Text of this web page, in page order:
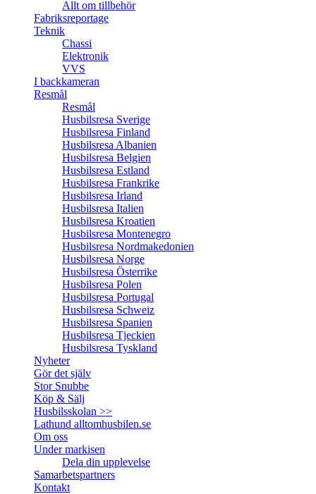
Allt om tillbehör
Fabriksreportage
Teknik
Chassi
Elektronik
VVS
I backkameran
Resmål
Resmål
Husbilsresa Sverige
Husbilsresa Finland
Husbilsresa Albanien
Husbilsresa Belgien
Husbilsresa Estland
Husbilsresa Frankrike
Husbilsresa Irland
Husbilsresa Italien
Husbilsresa Kroatien
Husbilsresa Montenegro
Husbilsresa Nordmakedonien
Husbilsresa Norge
Husbilsresa Österrike
Husbilsresa Polen
Husbilsresa Portugal
Husbilsresa Schweiz
Husbilsresa Spanien
Husbilsresa Tjeckien
Husbilsresa Tyskland
Nyheter
Gör det själv
Stor Snubbe
Köp & Sälj
Husbilsskolan >>
Lathund alltomhusbilen.se
Om oss
Under markisen
Dela din upplevelse
Samarbetspartners
Kontakt